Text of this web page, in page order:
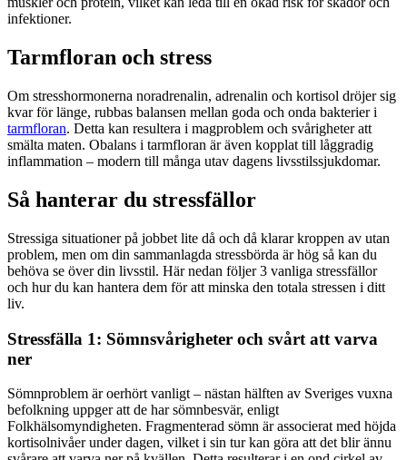
infektioner.
Tarmfloran och stress
Om stresshormonerna noradrenalin, adrenalin och kortisol dröjer sig
kvar för länge, rubbas balansen mellan goda och onda bakterier i
tarmfloran. Detta kan resultera i magproblem och svårigheter att
smälta maten. Obalans i tarmfloran är även kopplat till låggradig
inflammation – modern till många utav dagens livsstilssjukdomar.
Så hanterar du stressfällor
Stressiga situationer på jobbet lite då och då klarar kroppen av utan
problem, men om din sammanlagda stressbörda är hög så kan du
behöva se över din livsstil. Här nedan följer 3 vanliga stressfällor
och hur du kan hantera dem för att minska den totala stressen i ditt
liv.
Stressfälla 1: Sömnsvårigheter och svårt att varva
ner
Sömnproblem är oerhört vanligt – nästan hälften av Sveriges vuxna
befolkning uppger att de har sömnbesvär, enligt
Folkhälsomyndigheten. Fragmenterad sömn är associerat med höjda
kortisolnivåer under dagen, vilket i sin tur kan göra att det blir ännu